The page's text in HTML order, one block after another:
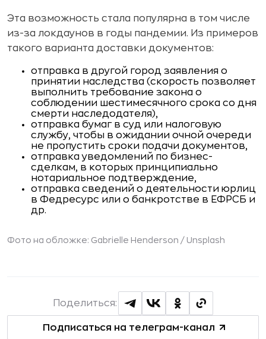
Эта возможность стала популярна в том числе
из-за локдаунов в годы пандемии. Из примеров
такого варианта доставки документов:
отправка в другой город заявления о
принятии наследства (скорость позволяет
выполнить требование закона о
соблюдении шестимесячного срока со дня
смерти наследодателя),
отправка бумаг в суд или налоговую
службу, чтобы в ожидании очной очереди
не пропустить сроки подачи документов,
отправка уведомлений по бизнес-
сделкам, в которых принципиально
нотариальное подтверждение,
отправка сведений о деятельности юрлиц
в Федресурс или о банкротстве в ЕФРСБ и
др.
Фото на обложке: Gabrielle Henderson / Unsplash
Подписаться на телеграм-канал
Поделиться: